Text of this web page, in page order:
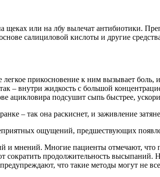
щеках или на лбу вылечат антибиотики.
салициловой кислоты и другие
прикосновение к ним вызывает
– внутри жидкость с большой
подсушит сыпь быстрее,
– так она раскиснет, и заживление
ощущений, предшествующих
и мнений. Многие пациенты отмечают, что
продолжительность высыпаний.
что такие методы могут не